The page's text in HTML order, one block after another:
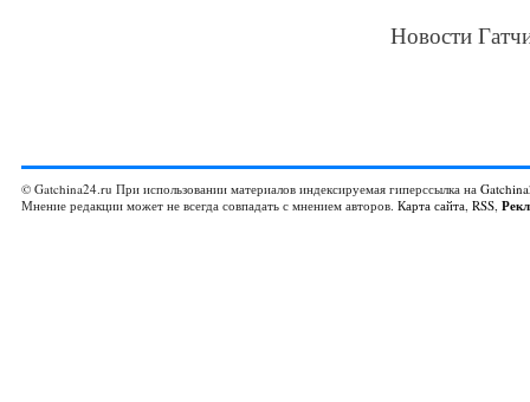
Новости
© Gatchina24.ru При использовании материалов индексируемая гиперссылка на
Мнение редакции может не всегда совпадать с мнением авторов. Карта сайта, RSS,